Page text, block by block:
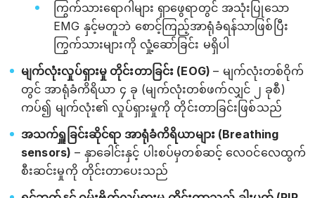
ကြွက်သားရောဂါများ ရှာဖွေရာတွင် အသုံးပြုသော
EMG နှင့်မတူဘဲ စောင့်ကြည့်အာရုံခံရန်သာဖြစ်ပြီး
ကြွက်သားများကို လှုံ့ဆော်ခြင်း မရှိပါ
မျက်လုံးလှုပ်ရှားမှု တိုင်းတာခြင်း (EOG)– မျက်လုံးတစ်ဝိုက်
တွင် အာရုံခံကိရိယာ ၄ ခု (မျက်လုံးတစ်ဖက်လျှင် ၂ ခုစီ)
ကပ်၍ မျက်လုံး၏ လှုပ်ရှားမှုကို တိုင်းတာခြင်းဖြစ်သည်
အသက်ရှူခြင်းဆိုင်ရာ အာရုံခံကိရိယာများ (Breathing
sensors) – နှာခေါင်းနှင့် ပါးစပ်မှတစ်ဆင့် လေဝင်လေထွက်
စီးဆင်းမှုကို တိုင်းတာပေးသည်